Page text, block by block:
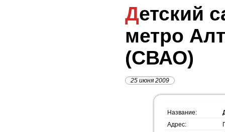
Детский сад №1351,
метро
(СВАО)
25 июня 2009
Название:
Адрес: